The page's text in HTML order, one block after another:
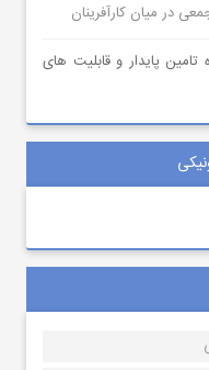
در میان کارآفرینان
پایدار و قابلیت های